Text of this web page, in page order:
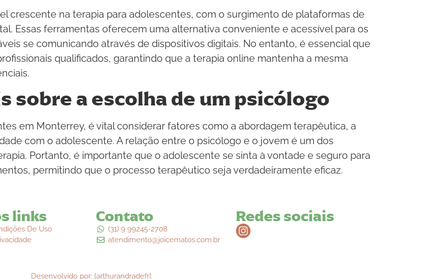
crescente na terapia para adolescentes, com o surgimento de plataformas de
Essas ferramentas oferecem uma alternativa conveniente e acessível para os
se comunicando através de dispositivos digitais. No entanto, é essencial que
qualificados, garantindo que a terapia online mantenha a mesma
sobre a escolha de um psicólogo
em Monterrey, é vital considerar fatores como a abordagem terapêutica, a
com o adolescente. A relação entre o psicólogo e o jovem é um dos
Portanto, é importante que o adolescente se sinta à vontade e seguro para
permitindo que o processo terapêutico seja verdadeiramente eficaz.
links
De Uso
Contato
(31) 9 99245-2708
atendimento@joicematos.com.br
Redes sociais
Desenvolvido por: [arthurandradefr]